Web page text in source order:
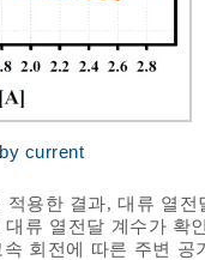
current
적용한 결과, 대류 열
류 열전달 계수가 확
회전에 따른 주변